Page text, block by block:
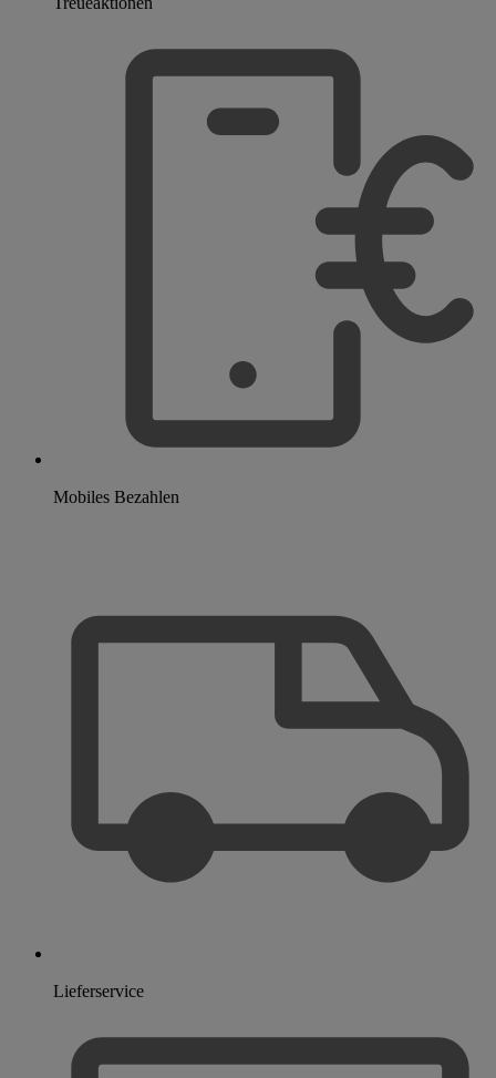
Mobiles Bezahlen
Lieferservice